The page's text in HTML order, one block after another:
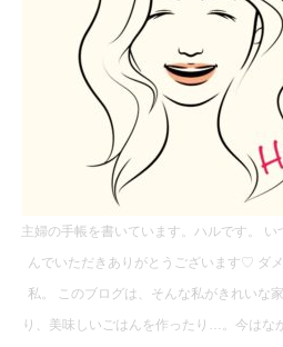
主婦の手帳を書いています。ハルです。 い
んでいただきありがとうございます♡ ダ
私。 このブログは、そんな私がきれいな
り、美味しいごはんを作ったり…。今はな